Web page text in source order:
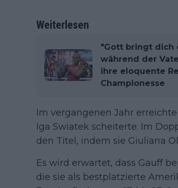
Weiterlesen
"Gott bringt dich
während der
ihre eloquente
Championesse
Im vergangenen Jahr
Iga Swiatek scheiterte. Im
den Titel, indem sie Giuliana
Es wird erwartet, dass Gauff
die sie als bestplatzierte